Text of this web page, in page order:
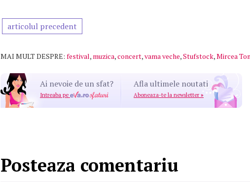
articolul precedent
MAI MULT DESPRE: festival, muzica,concert,vama veche,Stufstock,Mircea
Ai nevoie de un sfat?
Intreaba pe
Afla ultimele noutati
Aboneaza-te la newsletter »
Posteaza comentariu